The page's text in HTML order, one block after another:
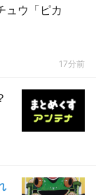
ウ「ピカ
17分前